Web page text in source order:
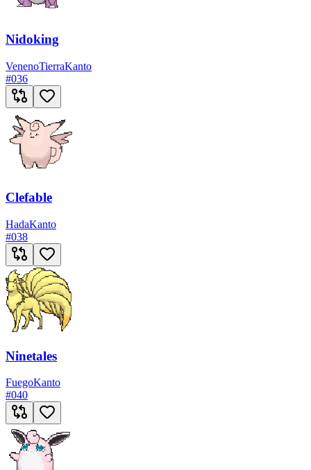
Nidoking
VenenoTierraKanto
#036
Clefable
HadaKanto
#038
Ninetales
FuegoKanto
#040